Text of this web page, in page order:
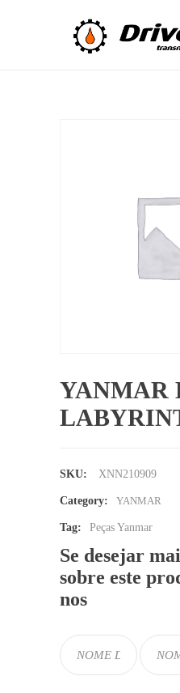
YANMAR
SKU: XNN210909
Category: YANMAR
Tag: Peças Yanmar
Se desejar
sobre este
nos